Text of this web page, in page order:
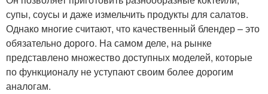
супы, соусы и даже измельчить продукты для салатов.
Однако многие считают, что качественный блендер – это
обязательно дорого. На самом деле, на рынке
представлено множество доступных моделей, которые
по функционалу не уступают своим более дорогим
аналогам.